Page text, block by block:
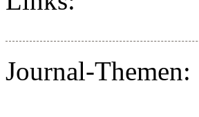
Journal-Themen: